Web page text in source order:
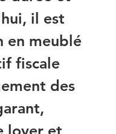
il est
en meublé
fiscale
des
loyer et